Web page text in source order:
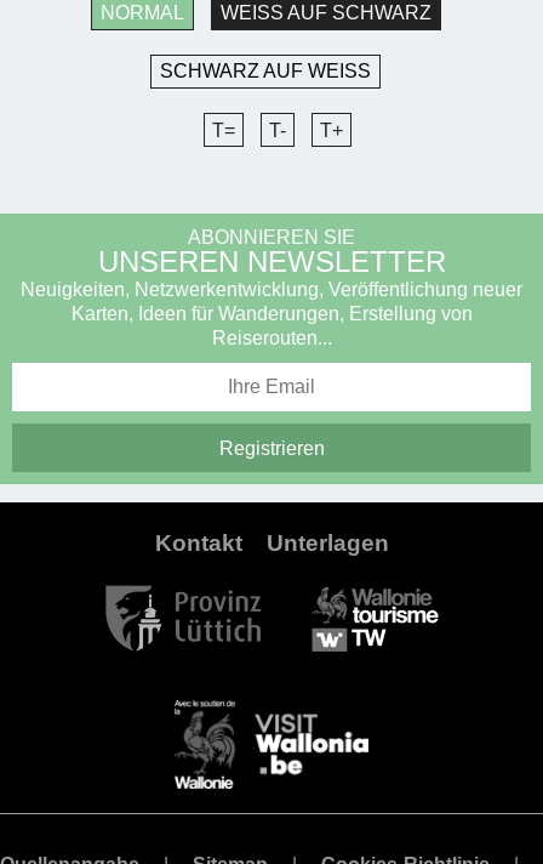
NORMAL WEISS AUF SCHWARZ
SCHWARZ AUF WEISS
T= T- T+
ABONNIEREN SIE
UNSEREN NEWSLETTER
Neuigkeiten, Netzwerkentwicklung, Veröffentlichung neuer
Karten, Ideen für Wanderungen, Erstellung von
Reiserouten...
Kontakt Unterlagen